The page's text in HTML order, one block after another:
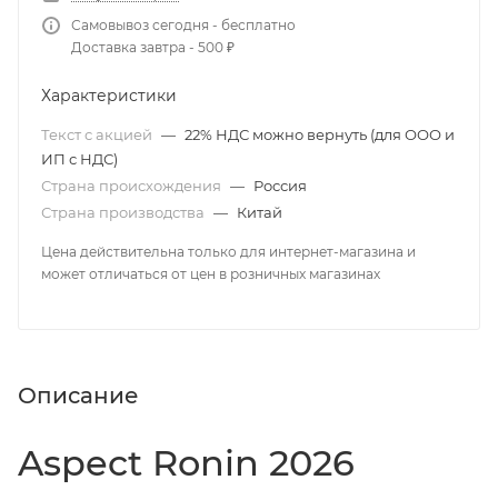
Самовывоз сегодня - бесплатно
Доставка завтра - 500 ₽
Характеристики
Текст с акцией — 22% НДС можно вернуть (для ООО и
ИП с НДС)
Страна происхождения — Россия
Страна производства — Китай
Цена действительна только для интернет-магазина и
может отличаться от цен в розничных магазинах
Описание
Aspect Ronin 2026